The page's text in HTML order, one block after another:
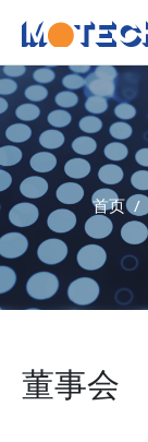
首页
董事会